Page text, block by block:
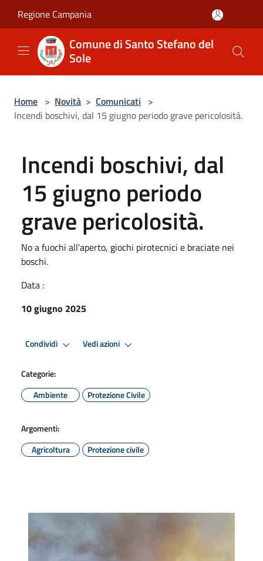
Regione Campania
Comune di Santo Stefano del
Sole
Home > Novità > Comunicati >
Incendi boschivi, dal 15 giugno periodo grave pericolosità.
Incendi boschivi, dal
15 giugno periodo
grave pericolosità.
No a fuochi all'aperto, giochi pirotecnici e braciate nei
boschi.
Data :
10 giugno 2025
Condividi Vedi azioni
Categorie:
Ambiente
Protezione Civile
Argomenti:
Agricoltura
Protezione civile